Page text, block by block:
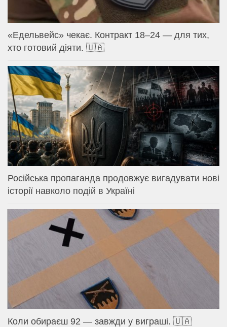
«Едельвейс» чекає. Контракт 18–24 — для тих,
хто готовий діяти. 🇺🇦
Російська пропаганда продовжує вигадувати нові
історії навколо подій в Україні
Коли обираєш 92 — завжди у виграші. 🇺🇦